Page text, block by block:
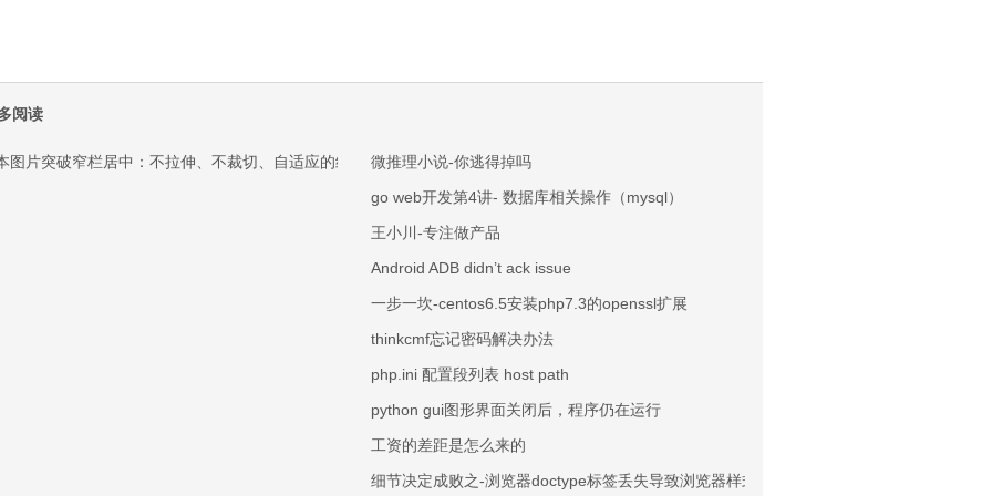
阅读
图片突破窄栏居中：不拉伸、不裁切、自适应的纯 CSS 方案微推理小说-你逃得掉吗
go web开发第4讲- 数据库相关操作（mysql）
王小川-专注做产品
Android ADB didn’t ack issue
一步一坎-centos6.5安装php7.3的openssl扩展
thinkcmf忘记密码解决办法
php.ini 配置段列表 host path
python gui图形界面关闭后，程序仍在运行
工资的差距是怎么来的
细节决定成败之-浏览器doctype标签丢失导致浏览器样式变化